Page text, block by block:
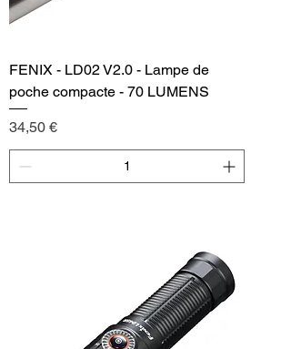
FENIX - LD02 V2.0 - Lampe de
poche compacte - 70 LUMENS
Price
34,50 €